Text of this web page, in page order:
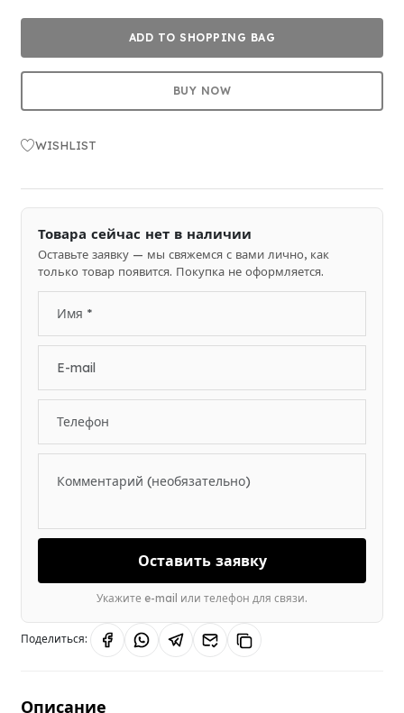
ADD TO SHOPPING BAG
BUY NOW
WISHLIST
Товара сейчас нет в наличии
Оставьте заявку — мы свяжемся с вами лично, как
только товар появится. Покупка не оформляется.
Оставить заявку
Укажите e-mail или телефон для связи.
Поделиться:
Описание